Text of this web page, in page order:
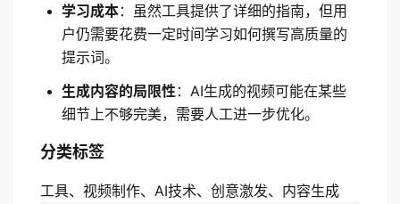
学习成本：虽然工具提供了详细的指南，但用
户仍需要花费一定时间学习如何撰写高质量的
提示词。
生成内容的局限性 ：AI生成的视频可能在某些
细节上不够完美，需要人工进一步优化。
分类标签
工具、视频制作、AI技术、创意激发、内容生成